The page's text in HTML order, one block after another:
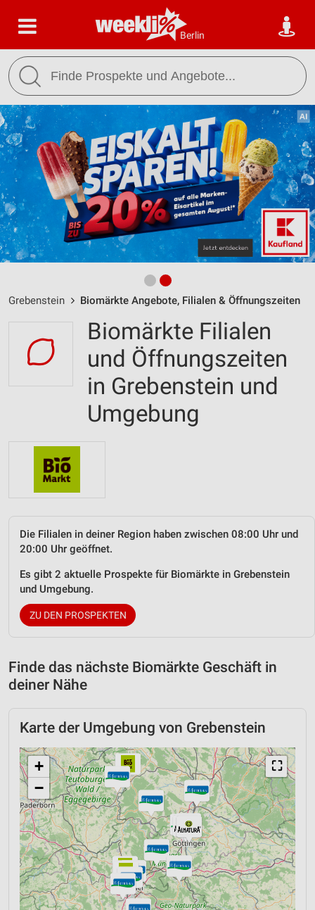
Berlin
Grebenstein Biomärkte Angebote, Filialen & Öffnungszeiten
Biomärkte Filialen
und Öffnungszeiten
in Grebenstein und
Umgebung
Die Filialen in deiner Region haben zwischen 08:00 Uhr und
20:00 Uhr geöffnet.
Es gibt 2 aktuelle Prospekte für Biomärkte in Grebenstein
und Umgebung.
ZU DEN PROSPEKTEN
Finde das nächste Biomärkte Geschäft in
deiner Nähe
Karte der Umgebung von Grebenstein
⛶
+
−